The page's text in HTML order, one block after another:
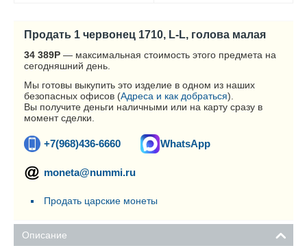
Продать 1 червонец 1710, L-L, голова малая
34 389Р — максимальная стоимость этого предмета на
сегодняшний день.
Мы готовы выкупить это изделие в одном из наших
безопасных офисов (Адреса и как добраться).
Вы получите деньги наличными или на карту сразу в
момент сделки.
+7(968)436-6660 WhatsApp
moneta@nummi.ru
Продать царские монеты
Описание